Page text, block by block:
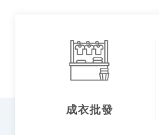
成衣批發